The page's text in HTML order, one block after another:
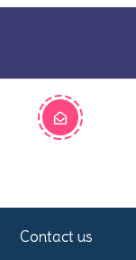
Contact us